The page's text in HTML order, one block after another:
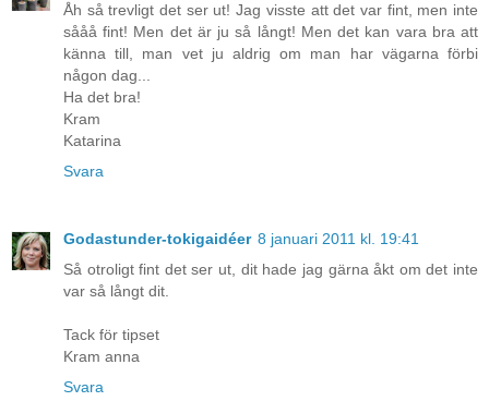
Åh så trevligt det ser ut! Jag visste att det var fint, men inte
sååå fint! Men det är ju så långt! Men det kan vara bra att
känna till, man vet ju aldrig om man har vägarna förbi
någon dag...
Ha det bra!
Kram
Katarina
Svara
Godastunder-tokigaidéer 8 januari 2011 kl. 19:41
Så otroligt fint det ser ut, dit hade jag gärna åkt om det inte
var så långt dit.
Tack för tipset
Kram anna
Svara